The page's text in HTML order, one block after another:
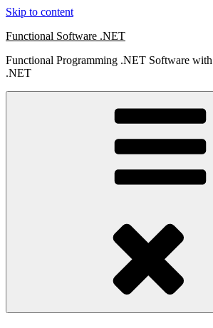
Skip to content
Functional Software .NET
Functional Programming .NET Software
.NET